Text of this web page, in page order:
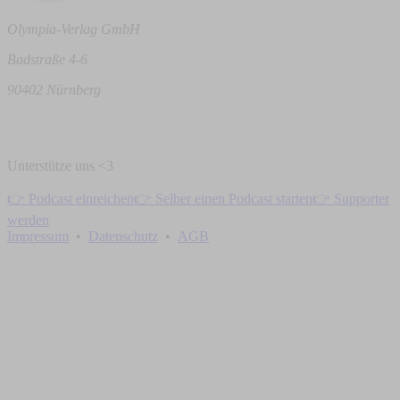
Olympia-Verlag GmbH
Badstraße 4-6
90402 Nürnberg
Unterstütze uns <3
👉 Podcast einreichen 👉 Selber einen Podcast starten 👉 Supporter
werden
Impressum • Datenschutz • AGB